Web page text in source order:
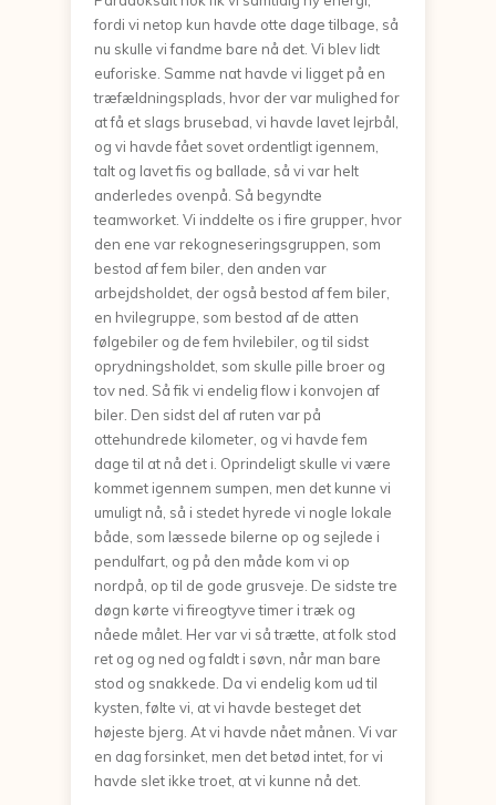
fordi vi netop kun havde otte dage tilbage, så
nu skulle vi fandme bare nå det. Vi blev lidt
euforiske. Samme nat havde vi ligget på en
træfældningsplads, hvor der var mulighed for
at få et slags brusebad, vi havde lavet lejrbål,
og vi havde fået sovet ordentligt igennem,
talt og lavet fis og ballade, så vi var helt
anderledes ovenpå. Så begyndte
teamworket. Vi inddelte os i fire grupper, hvor
den ene var rekogneseringsgruppen, som
bestod af fem biler, den anden var
arbejdsholdet, der også bestod af fem biler,
en hvilegruppe, som bestod af de atten
følgebiler og de fem hvilebiler, og til sidst
oprydningsholdet, som skulle pille broer og
tov ned. Så fik vi endelig flow i konvojen af
biler. Den sidst del af ruten var på
ottehundrede kilometer, og vi havde fem
dage til at nå det i. Oprindeligt skulle vi være
kommet igennem sumpen, men det kunne vi
umuligt nå, så i stedet hyrede vi nogle lokale
både, som læssede bilerne op og sejlede i
pendulfart, og på den måde kom vi op
nordpå, op til de gode grusveje. De sidste tre
døgn kørte vi fireogtyve timer i træk og
nåede målet. Her var vi så trætte, at folk stod
ret og og ned og faldt i søvn, når man bare
stod og snakkede. Da vi endelig kom ud til
kysten, følte vi, at vi havde besteget det
højeste bjerg. At vi havde nået månen. Vi var
en dag forsinket, men det betød intet, for vi
havde slet ikke troet, at vi kunne nå det.